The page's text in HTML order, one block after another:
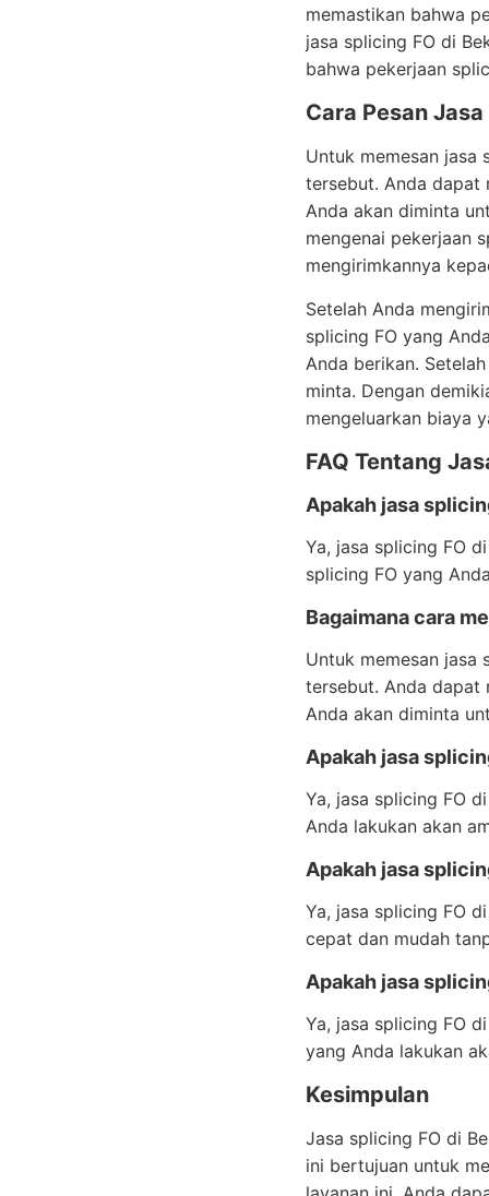
memastikan bahwa
jasa splicing FO di
bahwa pekerjaan
Cara Pesan
Untuk memesan jasa
tersebut. Anda dapat
Anda akan diminta
mengenai pekerjaan
mengirimkannya
Setelah Anda
splicing FO yang
Anda berikan.
minta. Dengan
mengeluarkan biaya
FAQ Tentang
Apakah jasa
Ya, jasa splicing FO
splicing FO yang
Bagaimana cara
Untuk memesan jasa
tersebut. Anda dapat
Anda akan diminta
Apakah jasa
Ya, jasa splicing FO
Anda lakukan akan
Apakah jasa
Ya, jasa splicing FO
cepat dan mudah
Apakah jasa
Ya, jasa splicing FO
yang Anda lakukan
Kesimpulan
Jasa splicing FO di
ini bertujuan untuk